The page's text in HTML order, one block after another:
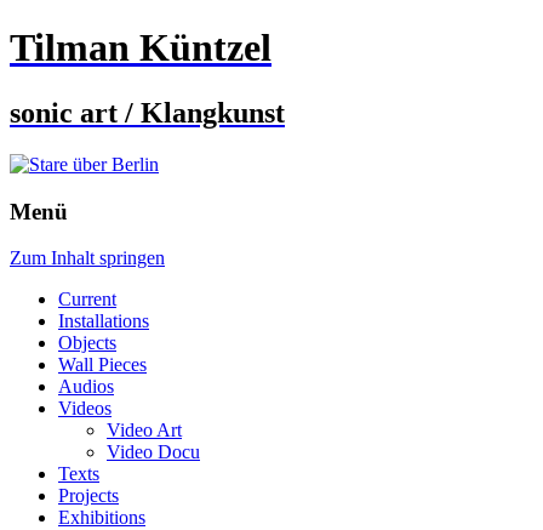
Tilman Küntzel
sonic art / Klangkunst
Menü
Zum Inhalt springen
Current
Installations
Objects
Wall Pieces
Audios
Videos
Video Art
Video Docu
Texts
Projects
Exhibitions